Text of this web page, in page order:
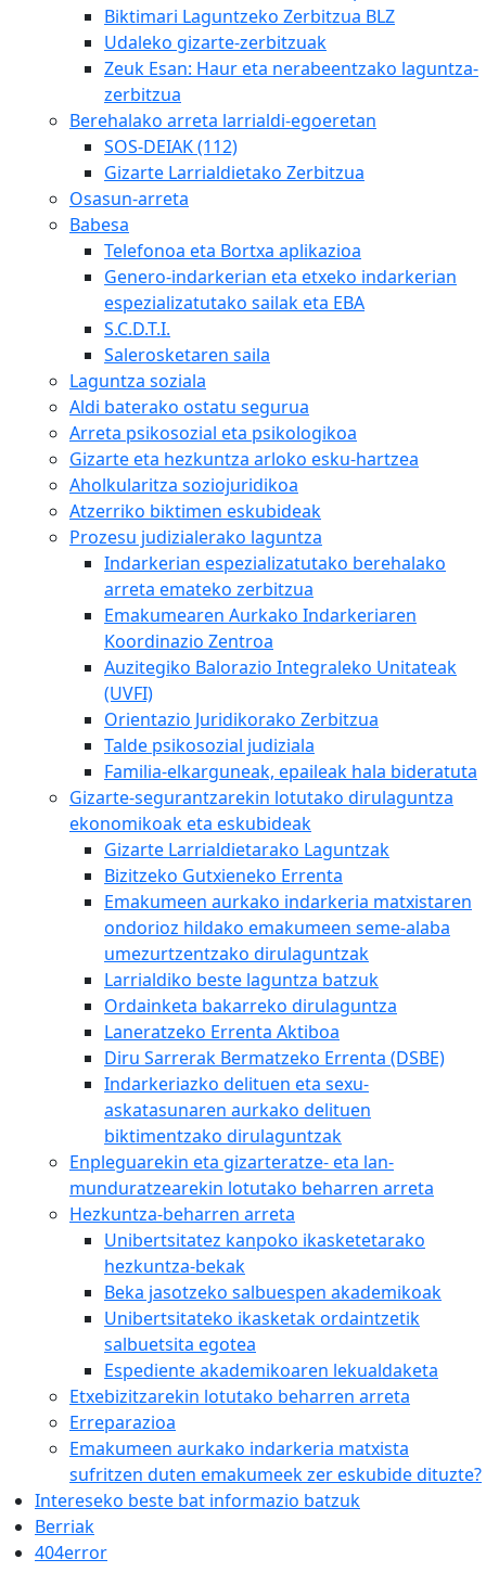
Biktimari Laguntzeko Zerbitzua BLZ
Udaleko gizarte-zerbitzuak
Zeuk Esan: Haur eta nerabeentzako laguntza-
zerbitzua
Berehalako arreta larrialdi-egoeretan
SOS-DEIAK (112)
Gizarte Larrialdietako Zerbitzua
Osasun-arreta
Babesa
Telefonoa eta Bortxa aplikazioa
Genero-indarkerian eta etxeko indarkerian
espezializatutako sailak eta EBA
S.C.D.T.I.
Salerosketaren saila
Laguntza soziala
Aldi baterako ostatu segurua
Arreta psikosozial eta psikologikoa
Gizarte eta hezkuntza arloko esku-hartzea
Aholkularitza soziojuridikoa
Atzerriko biktimen eskubideak
Prozesu judizialerako laguntza
Indarkerian espezializatutako berehalako
arreta emateko zerbitzua
Emakumearen Aurkako Indarkeriaren
Koordinazio Zentroa
Auzitegiko Balorazio Integraleko Unitateak
(UVFI)
Orientazio Juridikorako Zerbitzua
Talde psikosozial judiziala
Familia-elkarguneak, epaileak hala bideratuta
Gizarte-segurantzarekin lotutako dirulaguntza
ekonomikoak eta eskubideak
Gizarte Larrialdietarako Laguntzak
Bizitzeko Gutxieneko Errenta
Emakumeen aurkako indarkeria matxistaren
ondorioz hildako emakumeen seme-alaba
umezurtzentzako dirulaguntzak
Larrialdiko beste laguntza batzuk
Ordainketa bakarreko dirulaguntza
Laneratzeko Errenta Aktiboa
Diru Sarrerak Bermatzeko Errenta (DSBE)
Indarkeriazko delituen eta sexu-
askatasunaren aurkako delituen
biktimentzako dirulaguntzak
Enpleguarekin eta gizarteratze- eta lan-
munduratzearekin lotutako beharren arreta
Hezkuntza-beharren arreta
Unibertsitatez kanpoko ikasketetarako
hezkuntza-bekak
Beka jasotzeko salbuespen akademikoak
Unibertsitateko ikasketak ordaintzetik
salbuetsita egotea
Espediente akademikoaren lekualdaketa
Etxebizitzarekin lotutako beharren arreta
Erreparazioa
Emakumeen aurkako indarkeria matxista
sufritzen duten emakumeek zer eskubide dituzte?
Intereseko beste bat informazio batzuk
Berriak
404error